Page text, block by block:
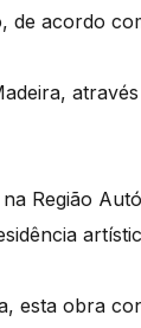
de acordo
Região
esta obra